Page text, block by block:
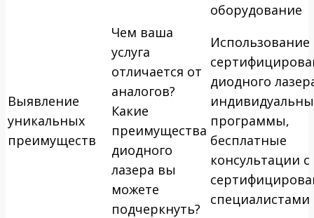
оборудование
Выявление
уникальных
преимуществ
Чем ваша
услуга
отличается от
аналогов?
Какие
преимущества
диодного
лазера вы
можете
подчеркнуть?
Использование
диодного
программы,
бесплатные
консультации с
специалистами